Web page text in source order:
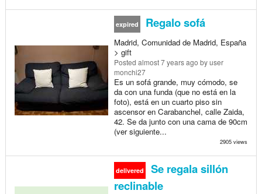
expired Regalo sofá
Madrid, Comunidad de Madrid, España
> gift
Posted almost 7 years ago by user
monchi27
Es un sofá grande, muy cómodo, se
da con una funda (que no está en la
foto), está en un cuarto piso sin
ascensor en Carabanchel, calle Zaida,
42. Se da junto con una cama de 90cm
(ver siguiente...
2905 views
delivered
Se regala sillón
reclinable